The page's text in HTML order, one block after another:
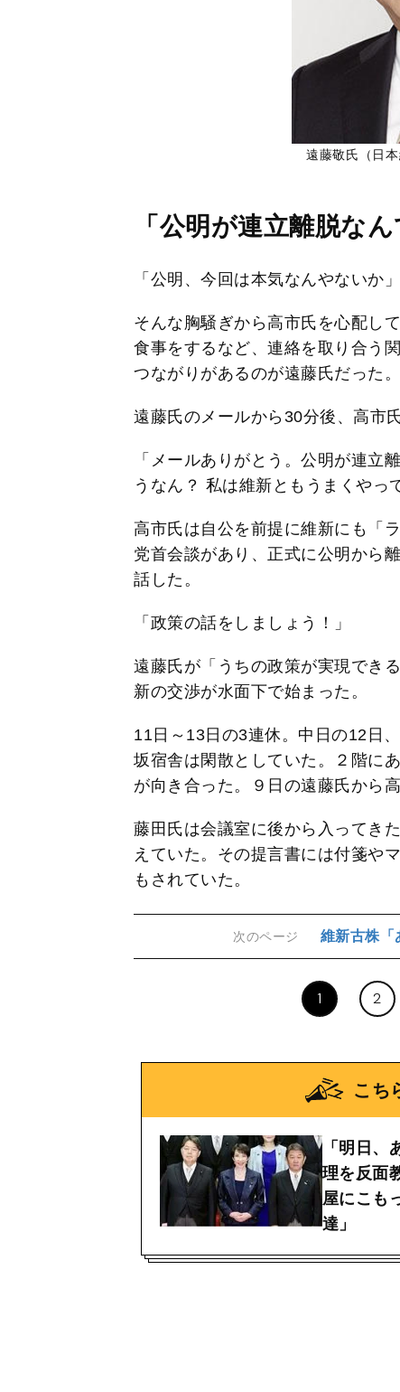
遠藤敬氏（日本
「公明が連立離脱な
「公明、今回は本気なんやないか」
そんな胸騒ぎから高市氏を心配し
食事をするなど、連絡を取り合う
つながりがあるのが遠藤氏だった。
遠藤氏のメールから30分後、高市
「メールありがとう。公明が連立
うなん？ 私は維新ともうまくやっ
高市氏は自公を前提に維新にも「
党首会談があり、正式に公明から
話した。
「政策の話をしましょう！」
遠藤氏が「うちの政策が実現でき
新の交渉が水面下で始まった。
11日～13日の3連休。中日の12日
坂宿舎は閑散としていた。２階に
が向き合った。９日の遠藤氏から
藤田氏は会議室に後から入ってき
えていた。その提言書には付箋や
もされていた。
次のページ 維新古株「
1 2
こち
「明日、
理を反面
屋にこも
達」